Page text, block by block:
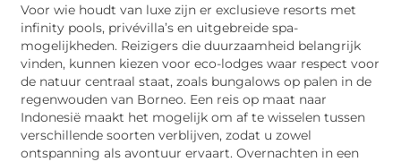
Voor wie houdt van luxe zijn er exclusieve resorts met
infinity pools, privévilla’s en uitgebreide spa-
mogelijkheden. Reizigers die duurzaamheid belangrijk
vinden, kunnen kiezen voor eco-lodges waar respect voor
de natuur centraal staat, zoals bungalows op palen in de
regenwouden van Borneo. Een reis op maat naar
Indonesië maakt het mogelijk om af te wisselen tussen
verschillende soorten verblijven, zodat u zowel
ontspanning als avontuur ervaart. Overnachten in een